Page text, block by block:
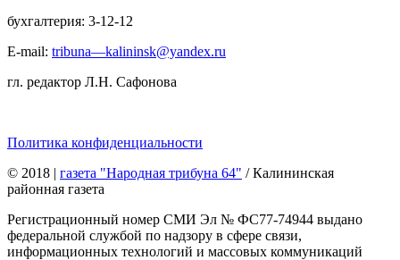
бухгалтерия: 3-12-12
E-mail: tribuna—kalininsk@yandex.ru
гл. редактор Л.Н. Сафонова
Политика конфиденциальности
© 2018 | газета "Народная трибуна 64" / Калининская
районная газета
Регистрационный номер СМИ Эл № ФС77-74944 выдано
федеральной службой по надзору в сфере связи,
информационных технологий и массовых коммуникаций